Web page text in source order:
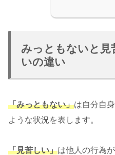
みっともないと見
いの違い
「みっともない」は自分自
ような状況を表します。
「見苦しい」は他人の行為